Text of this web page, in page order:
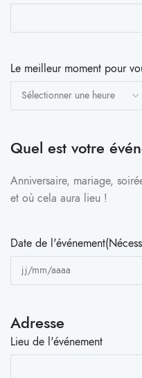
Le meilleur moment pour
Quel est votre
Anniversaire, mariage,
et où cela aura lieu !
Date de l'événement
Adresse
Lieu de l'événement